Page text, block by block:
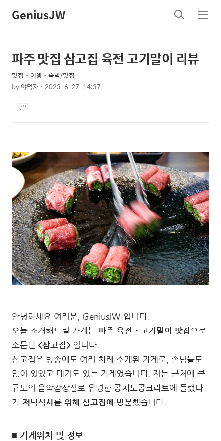
GeniusJW
검
색
메
뉴
상
세
컨
텐
츠
본
제
목
파주 맛집 삼고집 육전 고기말이 리뷰
맛집・여행・숙박/맛집
by야먹자 2023. 6. 27. 14:37
문댓
글
안녕하세요 여러분, GeniusJW 입니다.
오늘 소개해드릴 가게는 파주 육전・고기말이 맛집으로
소문난 <삼고집> 입니다.
삼고집은 방송에도 여러 차례 소개된 가게로, 손님들도
많이 있었고 대기도 있는 가게였습니다. 저는 근처에 큰
규모의 음악감상실로 유명한 콩치노콩크리트에 들렀다
가 저녁식사를 위해 삼고집에 방문했습니다.
■ 가게위치 및 정보